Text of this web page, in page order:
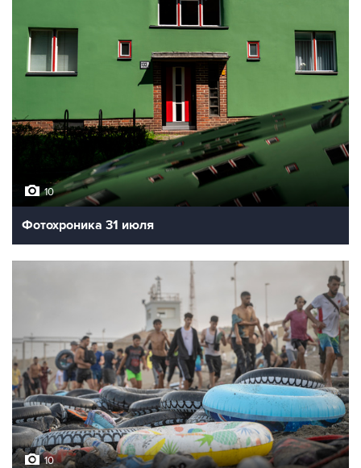
10
Фотохроника 31 июля
10